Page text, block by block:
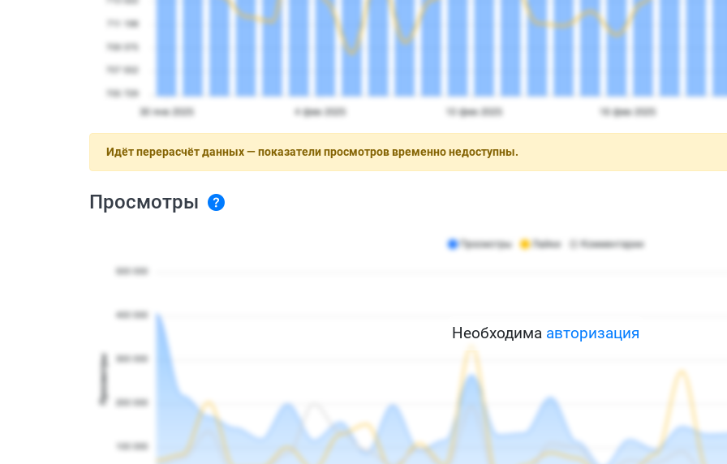
Идёт перерасчёт данных — показатели просмотров временно недоступны.
Просмотры
Необходима авторизация